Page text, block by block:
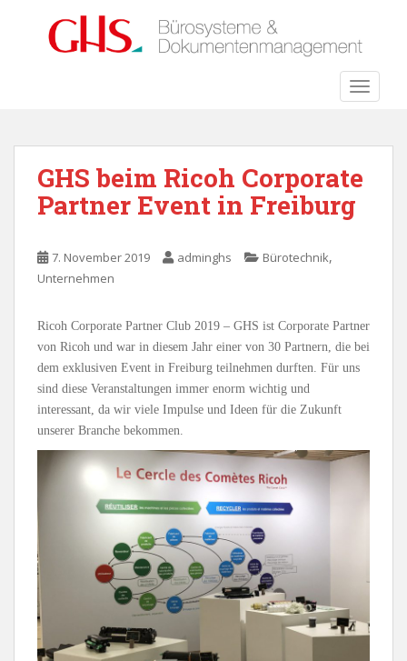
GHS beim Ricoh Corporate
Partner Event in Freiburg
7. November 2019 adminghs Bürotechnik,
Unternehmen
Ricoh Corporate Partner Club 2019 – GHS ist Corporate Partner
von Ricoh und war in diesem Jahr einer von 30 Partnern, die bei
dem exklusiven Event in Freiburg teilnehmen durften. Für uns
sind diese Veranstaltungen immer enorm wichtig und
interessant, da wir viele Impulse und Ideen für die Zukunft
unserer Branche bekommen.